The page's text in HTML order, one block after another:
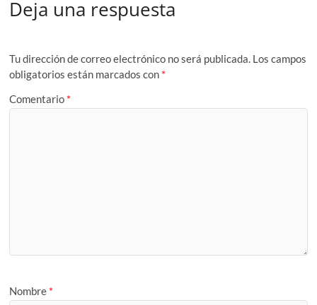
Deja una respuesta
Tu dirección de correo electrónico no será publicada. Los campos
obligatorios están marcados con *
Comentario *
Nombre *